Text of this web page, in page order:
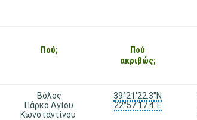
Πού;
Πού
ακριβώς;
Βόλος
Πάρκο Αγίου
Κωνσταντίνου
39°21'22.3"N
22°57'17.4"E